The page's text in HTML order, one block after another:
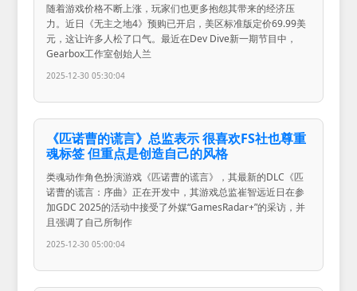
随着游戏价格不断上涨，玩家们也更多抱怨其带来的经济压
力。近日《无主之地4》预购已开启，美区标准版定价69.99美
元，这让许多人松了口气。最近在Dev Dive新一期节目中，
Gearbox工作室创始人兰
2025-12-30 05:30:04
《匹诺曹的谎言》总监表示 很喜欢FS社也尊重
魂标签 但重点是创造自己的风格
类魂动作角色扮演游戏《匹诺曹的谎言》，其最新的DLC《匹
诺曹的谎言：序曲》正在开发中，其游戏总监崔智远近日在参
加GDC 2025的活动中接受了外媒“GamesRadar+”的采访，并
且强调了自己所制作
2025-12-30 05:00:04